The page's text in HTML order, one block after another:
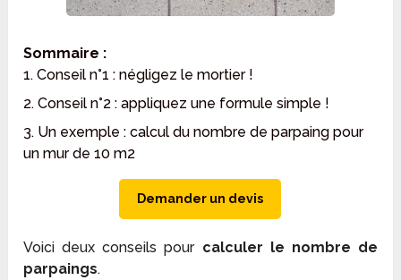
Sommaire :
1. Conseil n°1 : négligez le mortier !
2. Conseil n°2 : appliquez une formule simple !
3. Un exemple : calcul du nombre de parpaing pour
un mur de 10 m2
Demander un devis
Voici deux conseils pour calculer le nombre de
parpaings.